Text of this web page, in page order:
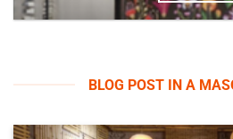
BLOG POST IN A